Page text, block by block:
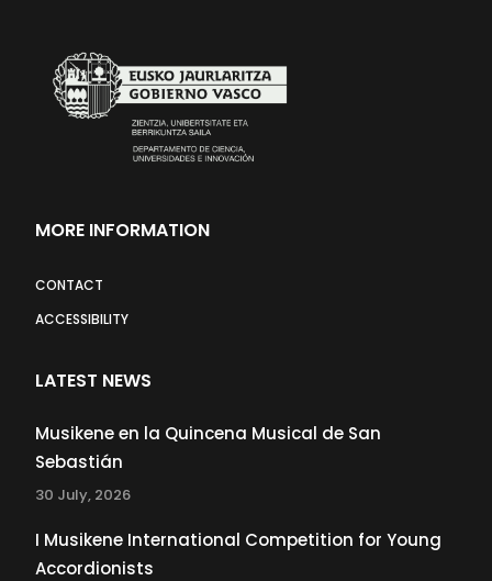
MORE INFORMATION
CONTACT
ACCESSIBILITY
LATEST NEWS
Musikene en la Quincena Musical de San
Sebastián
30 July, 2026
I Musikene International Competition for Young
Accordionists